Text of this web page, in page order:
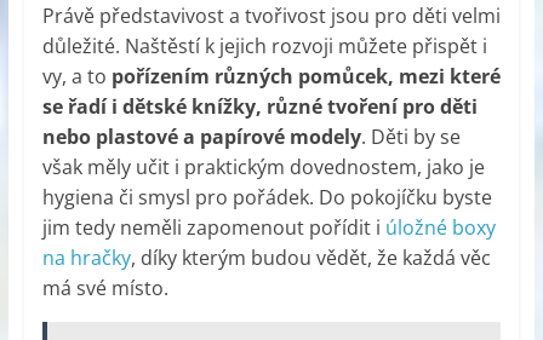
Právě představivost a tvořivost jsou pro děti velmi
důležité. Naštěstí k jejich rozvoji můžete přispět i
vy, a to pořízením různých pomůcek, mezi které
se řadí i dětské knížky, různé tvoření pro děti
nebo plastové a papírové modely. Děti by se
však měly učit i praktickým dovednostem, jako je
hygiena či smysl pro pořádek. Do pokojíčku byste
jim tedy neměli zapomenout pořídit i úložné boxy
na hračky, díky kterým budou vědět, že každá věc
má své místo.